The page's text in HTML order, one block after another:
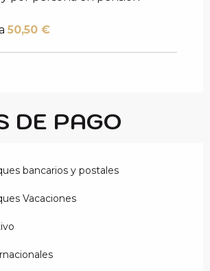
50,50 €
DE PAGO
bancarios y postales
Vacaciones